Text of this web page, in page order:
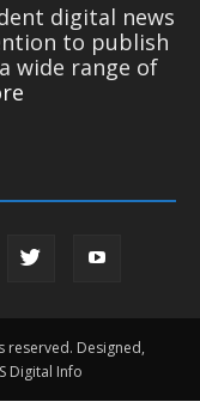
digital news
to publish
wide range of
reserved. Designed,
Digital Info